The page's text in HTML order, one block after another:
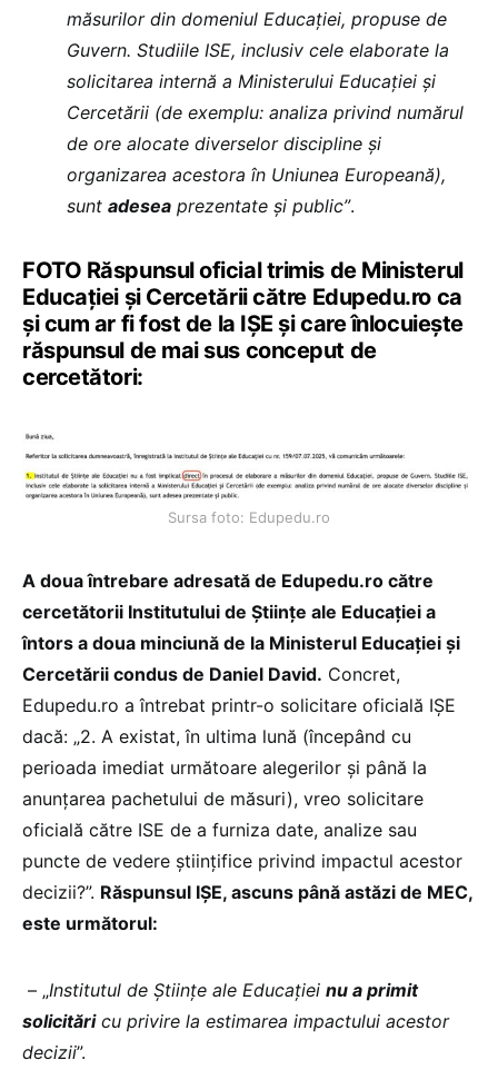
măsurilor din domeniul Educației, propuse de
Guvern. Studiile ISE, inclusiv cele elaborate la
solicitarea internă a Ministerului Educației și
Cercetării (de exemplu: analiza privind numărul
de ore alocate diverselor discipline și
organizarea acestora în Uniunea Europeană),
sunt adesea prezentate și public”.
FOTO Răspunsul oficial trimis de Ministerul
Educației și Cercetării către Edupedu.ro ca
și cum ar fi fost de la IȘE și care înlocuiește
răspunsul de mai sus conceput de
cercetători:
Sursa foto: Edupedu.ro
A doua întrebare adresată de Edupedu.ro către
cercetătorii Institutului de Științe ale Educației a
întors a doua minciună de la Ministerul Educației și
Cercetării condus de Daniel David. Concret,
Edupedu.ro a întrebat printr-o solicitare oficială IȘE
dacă: „2. A existat, în ultima lună (începând cu
perioada imediat următoare alegerilor și până la
anunțarea pachetului de măsuri), vreo solicitare
oficială către ISE de a furniza date, analize sau
puncte de vedere științifice privind impactul acestor
decizii?”. Răspunsul IȘE, ascuns până astăzi de MEC,
este următorul:
– „Institutul de Științe ale Educației nu a primit
solicităricu privire la estimarea impactului acestor
decizii”.